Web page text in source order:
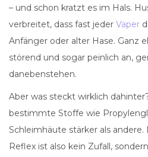
– und schon kratzt es im Hals.
verbreitet, dass fast jeder Vaper
Anfänger oder alter Hase. Ganz
störend und sogar peinlich an,
danebenstehen.
Aber was steckt wirklich
bestimmte Stoffe wie
Schleimhäute stärker als
Reflex ist also kein Zufall,